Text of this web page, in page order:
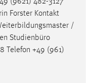
Forster Kontakt
/
Studienbüro
Telefon +49 (961)